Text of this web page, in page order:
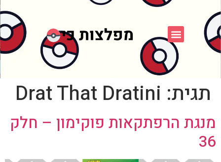
תגית: Drat That Dratini
מנגת הרפתקאות פוקימון – חלק
36